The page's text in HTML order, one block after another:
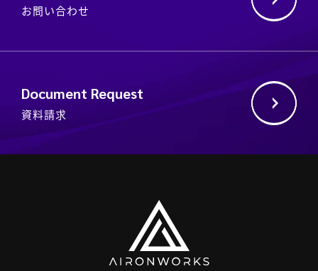
お問い合わせ
Document Request
資料請求